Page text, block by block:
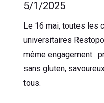
5/1/2025
Le 16 mai, toutes les
universitaires
même engagement :
sans gluten,
tous.